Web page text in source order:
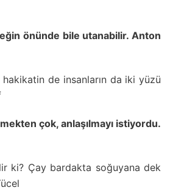
önünde bile utanabilir. Anton
hakikatin de insanların da iki yüzü
çok, anlaşılmayı istiyordu.
ki? Çay bardakta soğuyana dek